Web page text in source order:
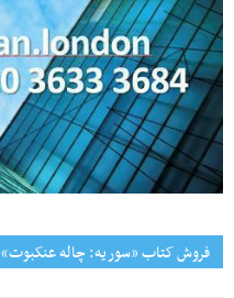
فروش کتاب «سوریه: چاله عنکبوت»